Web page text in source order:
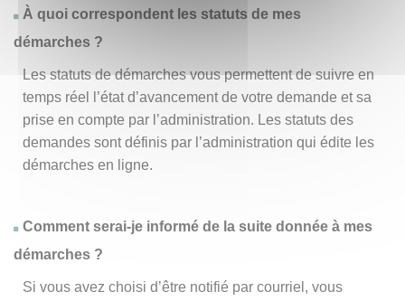
À quoi correspondent les statuts de mes
démarches ?
Les statuts de démarches vous permettent de suivre en
temps réel l’état d’avancement de votre demande et sa
prise en compte par l’administration. Les statuts des
demandes sont définis par l’administration qui édite les
démarches en ligne.
Comment serai-je informé de la suite donnée à mes
démarches ?
Si vous avez choisi d’être notifié par courriel, vous